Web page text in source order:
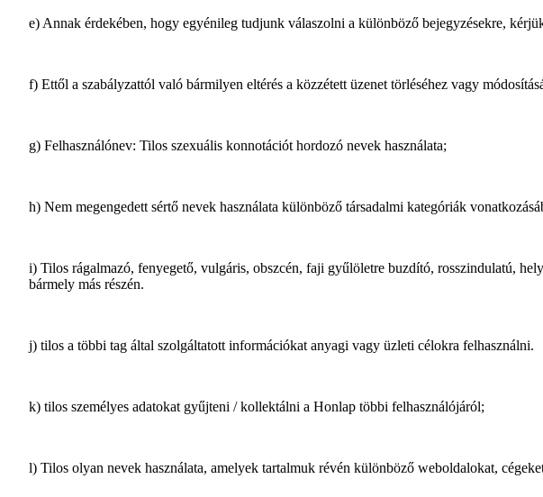
e) Annak érdekében, hogy egyénileg tudjunk válaszolni a különböző bejegyzésekre,
f) Ettől a szabályzattól való bármilyen eltérés a közzétett üzenet törléséhez vagy
g) Felhasználónev: Tilos szexuális konnotációt hordozó nevek használata;
h) Nem megengedett sértő nevek használata különböző társadalmi kategóriák
i) Tilos rágalmazó, fenyegető, vulgáris, obszcén, faji gyűlöletre buzdító, rosszindulatú,
bármely más részén.
j) tilos a többi tag által szolgáltatott információkat anyagi vagy üzleti célokra felhasználni.
k) tilos személyes adatokat gyűjteni / kollektálni a Honlap többi felhasználójáról;
l) Tilos olyan nevek használata, amelyek tartalmuk révén különböző weboldalokat,